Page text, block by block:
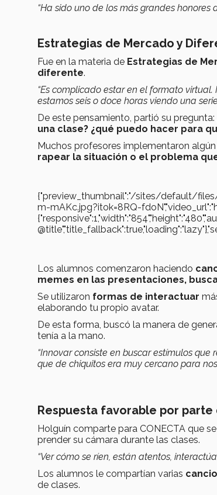
“Ha sido uno de los más grandes honores
Estrategias de Mercado y
Fue en la materia de Estrategias de
diferente.
“Es complicado estar en el formato
estamos seis o doce horas viendo una
De este pensamiento, partió su pregunta:
una clase? ¿qué puedo hacer para
Muchos profesores implementaron
rapear la situación o el problema
{"preview_thumbnail":"/sites/default/
m-mAKc.jpg?itok=8RQ-
Los alumnos comenzaron haciendo
memes en las presentaciones,
Se utilizaron formas de interactuar
elaborando tu propio avatar.
De esta forma, buscó la manera de
tenía a la mano.
“Innovar consiste en buscar estímulos
que de chiquitos era muy cercano para
Respuesta favorable por parte
Holguín comparte para CONECTA que
prender su cámara durante las clases.
“Ver cómo se ríen, están atentos,
Los alumnos le compartían varias
de clases.